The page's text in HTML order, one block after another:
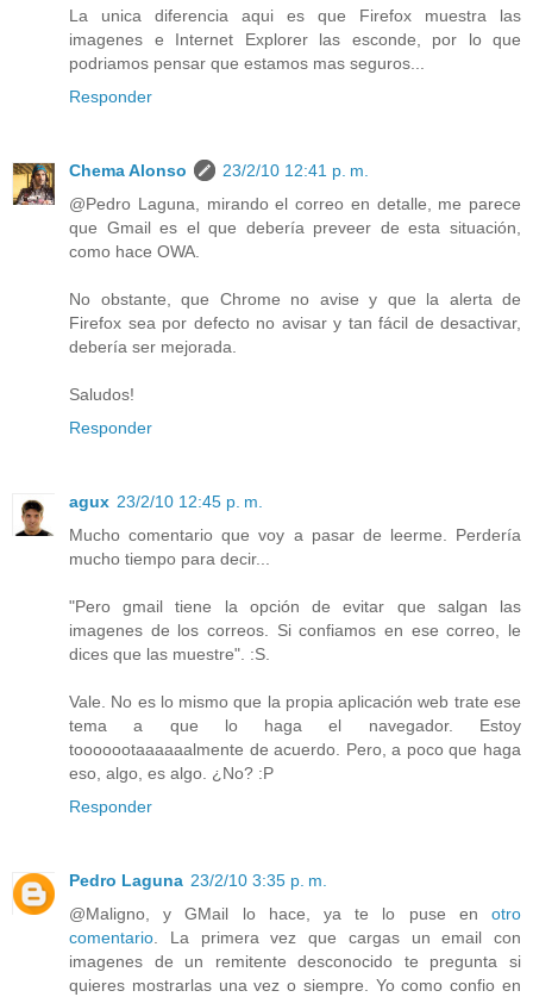
La unica diferencia aqui es que Firefox muestra las
imagenes e Internet Explorer las esconde, por lo que
podriamos pensar que estamos mas seguros...
Responder
Chema Alonso
23/2/10 12:41 p. m.
@Pedro Laguna, mirando el correo en detalle, me parece
que Gmail es el que debería preveer de esta situación,
como hace OWA.
No obstante, que Chrome no avise y que la alerta de
Firefox sea por defecto no avisar y tan fácil de desactivar,
debería ser mejorada.
Saludos!
Responder
agux 23/2/10 12:45 p. m.
Mucho comentario que voy a pasar de leerme. Perdería
mucho tiempo para decir...
"Pero gmail tiene la opción de evitar que salgan las
imagenes de los correos. Si confiamos en ese correo, le
dices que las muestre". :S.
Vale. No es lo mismo que la propia aplicación web trate ese
tema a que lo haga el navegador. Estoy
tooooootaaaaaalmente de acuerdo. Pero, a poco que haga
eso, algo, es algo. ¿No? :P
Responder
Pedro Laguna 23/2/10 3:35 p. m.
@Maligno, y GMail lo hace, ya te lo puse en otro
comentario . La primera vez que cargas un email con
imagenes de un remitente desconocido te pregunta si
quieres mostrarlas una vez o siempre. Yo como confio en